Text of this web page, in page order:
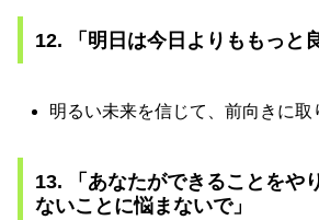
12. 「明日は今日よりももっと
明るい未来を信じて、前向きに取
13. 「あなたができることをや
ないことに悩まないで」